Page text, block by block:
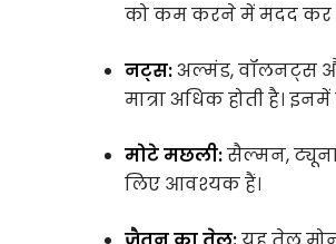
को कम करने में मदद कर
नट्स:अल्मंड, वॉलनट्स
मात्रा अधिक होती है।
मोटे मछली:सैल्मन,
लिए आवश्यक हैं।